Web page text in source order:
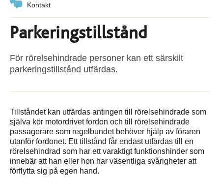
Kontakt
Parkeringstillstånd
För rörelsehindrade personer kan ett särskilt
parkeringstillstånd utfärdas.
Tillståndet kan utfärdas antingen till rörelsehindrade som
själva kör motordrivet fordon och till rörelsehindrade
passagerare som regelbundet behöver hjälp av föraren
utanför fordonet. Ett tillstånd får endast utfärdas till en
rörelsehindrad som har ett varaktigt funktionshinder som
innebär att han eller hon har väsentliga svårigheter att
förflytta sig på egen hand.